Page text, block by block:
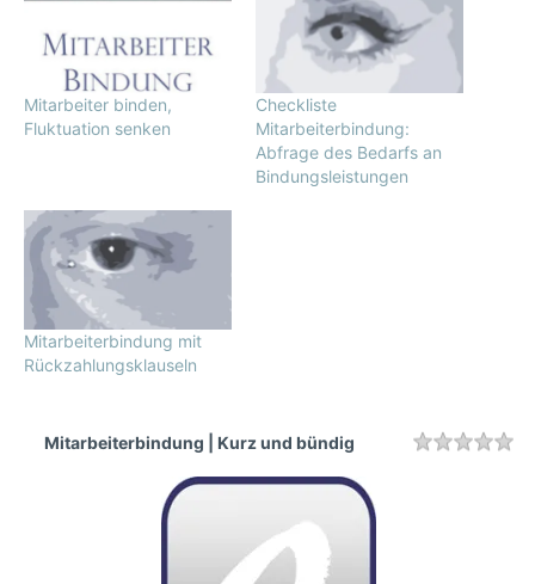
Mitarbeiter binden,
Fluktuation senken
Checkliste
Mitarbeiterbindung:
Abfrage des Bedarfs an
Bindungsleistungen
Mitarbeiterbindung mit
Rückzahlungsklauseln
Mitarbeiterbindung | Kurz und bündig Rating